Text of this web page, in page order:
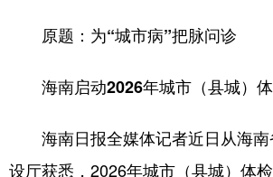
原题：为“城市病”把脉问诊
海南启动2026年城市（县城）
海南日报全媒体记者近日从海南
设厅获悉，2026年城市（县城）体